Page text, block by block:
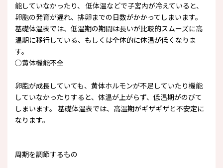
能していなかったり、 低体温などで子宮内が冷えていると、
卵胞の発育が遅れ、排卵までの日数がかかってしまいます。
基礎体温表では、低温期の期間は長いが比較的スムーズに高
温期に移行している、もしくは全体的に体温が低くなりま
す。
○黄体機能不全
卵胞が成長していても、黄体ホルモンが不足していたり機能
していなかったりすると、体温が上がらず、低温期がのびて
しまいます。 基礎体温表では、高温期がギザギザと不安定に
なります。
周期を調節するもの